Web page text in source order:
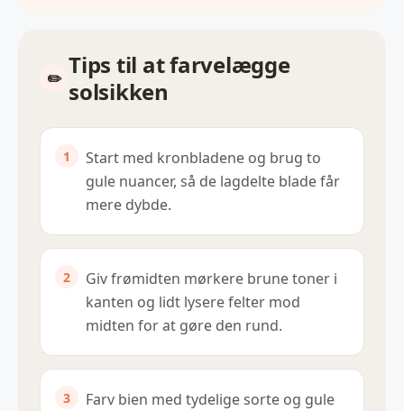
Tips til at farvelægge
solsikken
Start med kronbladene og brug to
gule nuancer, så de lagdelte blade får
mere dybde.
Giv frømidten mørkere brune toner i
kanten og lidt lysere felter mod
midten for at gøre den rund.
Farv bien med tydelige sorte og gule